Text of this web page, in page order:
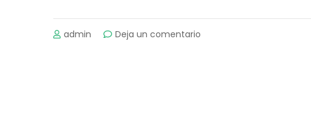
admin Deja un comentario